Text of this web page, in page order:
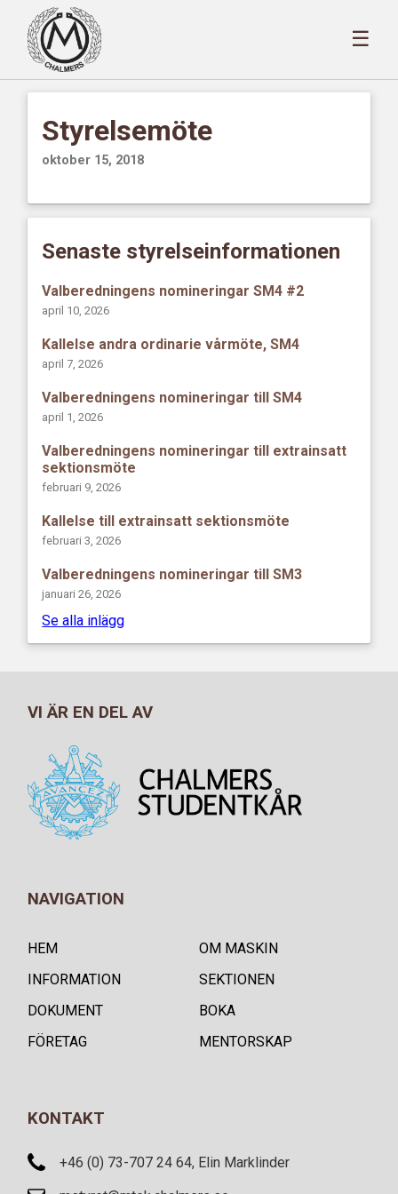
☰
Styrelsemöte
oktober 15, 2018
Senaste styrelseinformationen
Valberedningens nomineringar SM4 #2
april 10, 2026
Kallelse andra ordinarie vårmöte, SM4
april 7, 2026
Valberedningens nomineringar till SM4
april 1, 2026
Valberedningens nomineringar till extrainsatt
sektionsmöte
februari 9, 2026
Kallelse till extrainsatt sektionsmöte
februari 3, 2026
Valberedningens nomineringar till SM3
januari 26, 2026
Se alla inlägg
VI ÄR EN DEL AV
NAVIGATION
HEM
OM MASKIN
INFORMATION
SEKTIONEN
DOKUMENT
BOKA
FÖRETAG
MENTORSKAP
KONTAKT
+46 (0) 73-707 24 64, Elin Marklinder